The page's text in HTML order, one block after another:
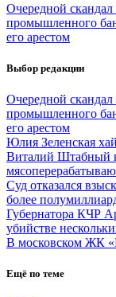
Очередной
промышленного
его арестом
Выбор редакции
Очередной
промышленного
его арестом
Юлия Зеленская
Виталий Штабный
Суд отказался
более
Губернатора КЧР
убийстве
В московском ЖК
Ещё по теме